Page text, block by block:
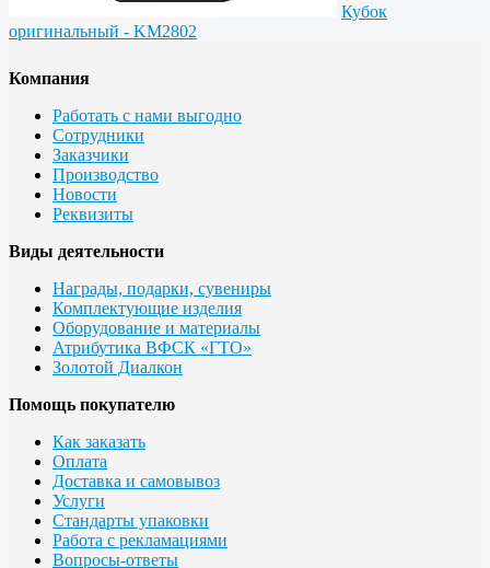
Кубок
оригинальный - KM2802
Компания
Работать с нами выгодно
Сотрудники
Заказчики
Производство
Новости
Реквизиты
Виды деятельности
Награды, подарки, сувениры
Комплектующие изделия
Оборудование и материалы
Атрибутика ВФСК «ГТО»
Золотой Диалкон
Помощь покупателю
Как заказать
Оплата
Доставка и самовывоз
Услуги
Стандарты упаковки
Работа с рекламациями
Вопросы-ответы